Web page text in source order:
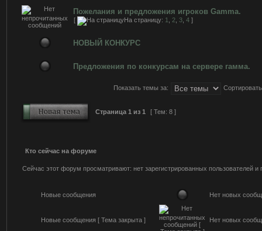
Пожелания и предложения игроков Gamma.
[ На страницу: 1 2 3 4 ]
НОВЫЙ КОНКУРС
Предложения по конкурсам на сервере гамма.
Показать темы за:
Страница 1 из 1 [ Тем: 8 ]
Кто сейчас на форуме
Сейчас этот форум просматривают: нет зарегистрированных пользователей и
Новые сообщения Нет новых
Новые сообщения [ Тема закрыта ] Нет новых